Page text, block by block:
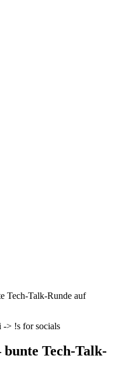
Tech-Talk-Runde auf
-> !s for socials
bunte Tech-Talk-